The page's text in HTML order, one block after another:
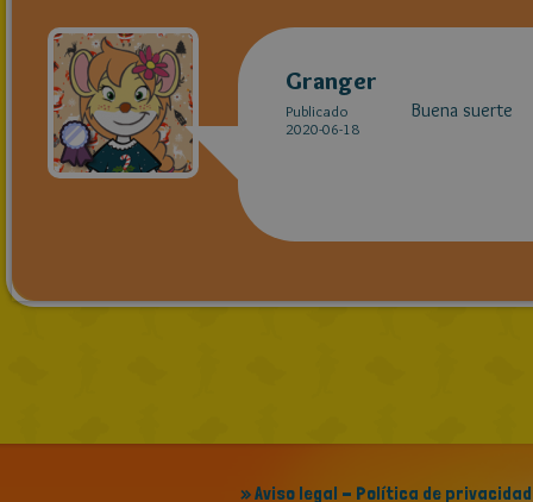
Granger
Publicado
2020-06-18
Buena suerte
» Aviso legal - Política de privacidad